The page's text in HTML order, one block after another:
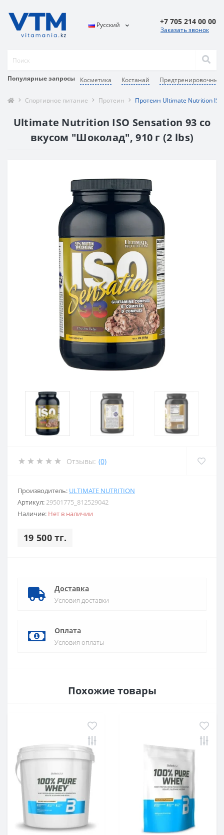
Популярные запросы Косметика Костанай Предтренировочные
Русский +7 705 214 00 00
Заказать звонок
Спортивное питание Протеин Протеин Ultimate Nutrition
Ultimate Nutrition ISO Sensation 93 со
вкусом "Шоколад", 910 г (2 lbs)
Отзывы: (0)
Производитель: ULTIMATE NUTRITION
Артикул:29501775_812529042
Наличие: Нет в наличии
19 500 тг.
Доставка
Условия доставки
Оплата
Условия оплаты
Похожие товары